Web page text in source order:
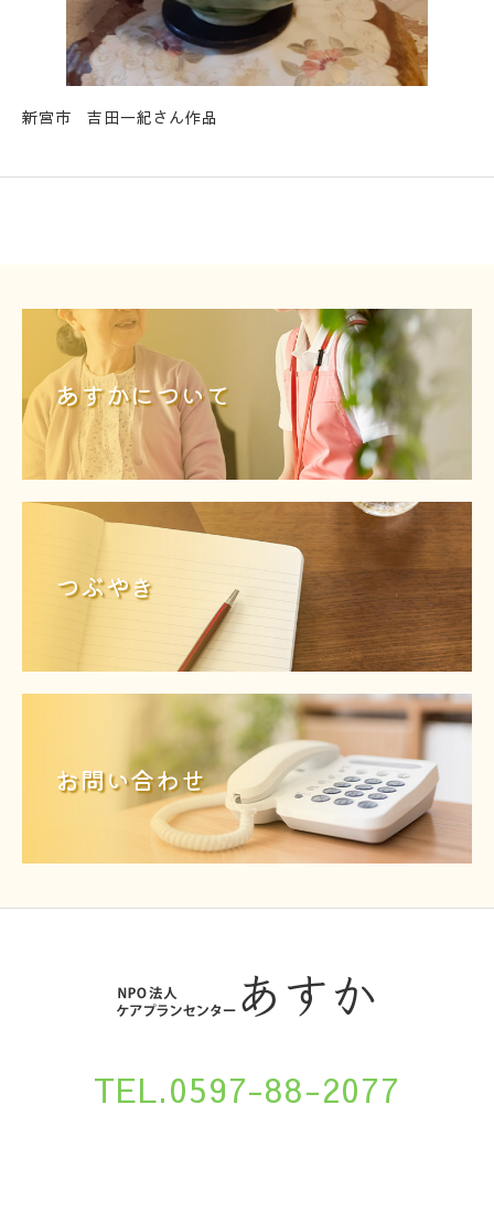
新宮市 吉田一紀さん作品
あすかについて
つぶやき
お問い合わせ
TEL.0597-88-2077